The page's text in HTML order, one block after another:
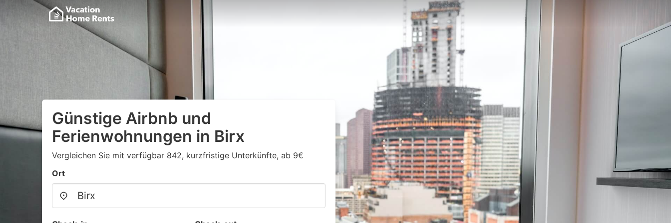
Günstige Airbnb und
Ferienwohnungen in Birx
Vergleichen Sie mit verfügbar 842, kurzfristige Unterkünfte, ab 9€
Ort